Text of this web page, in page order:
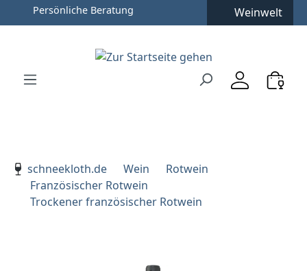
Zum Hauptinhalt springen
Zur Hauptnavigation springen
Weinwelt
schneekloth.de
Wein
Rotwein
Französischer Rotwein
Trockener französischer Rotwein